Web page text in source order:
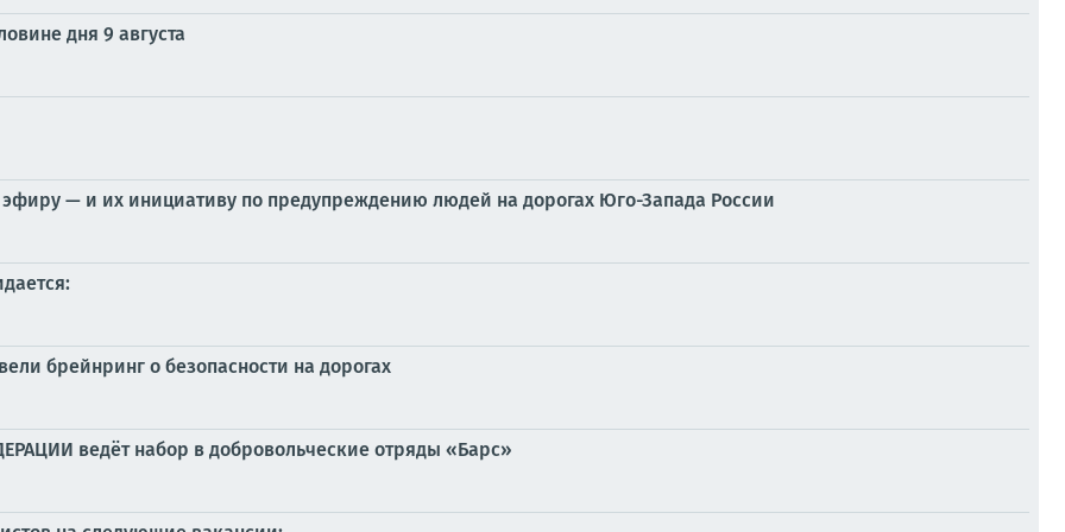
дня 9 августа
— и их инициативу по предупреждению людей на дорогах Юго-Запада России
брейнринг о безопасности на дорогах
ведёт набор в добровольческие отряды «Барс»